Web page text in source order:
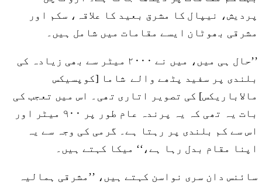
پردیش، نیپال کا مشرق بعید کا علاقہ، سکم اور
مشرقی بھوٹان ایسے مقامات میں شامل ہیں۔
’’حال ہی میں، میں نے ۲۰۰۰ میٹر سے بھی زیادہ کی
بلندی پر سفید پٹھے والے شاما [کوپسیکس
مالاباریکس] کی تصویر اتاری تھی۔ اس میں تعجب کی
بات یہ تھی کہ یہ پرندہ عام طور پر ۹۰۰ میٹر اور
اس سے کم بلندی پر رہتا ہے۔ گرمی کی وجہ سے یہ
اپنا مقام بدل رہا ہے،‘‘ میکا کہتے ہیں۔
سائنس دان سری نواسن کہتے ہیں، ’’مشرقی ہمالیہ